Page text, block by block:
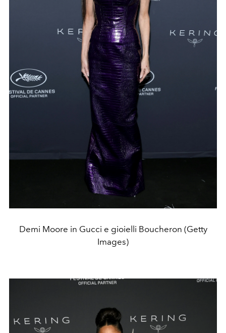
Demi Moore in Gucci e gioielli Boucheron (Getty
Images)